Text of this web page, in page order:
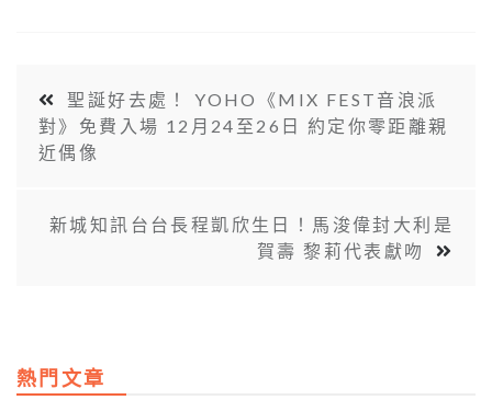
聖誕好去處！ YOHO《MIX FEST音浪派
對》免費入場 12月24至26日 約定你零距離親
近偶像
新城知訊台台長程凱欣生日！馬浚偉封大利是
賀壽 黎莉代表獻吻
熱門文章